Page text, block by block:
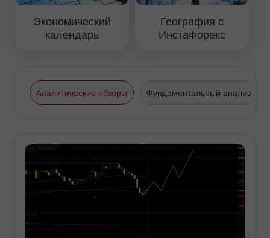
Экономический
календарь
География с
ИнстаФорекс
Аналитические обзоры Фундаментальный анализ